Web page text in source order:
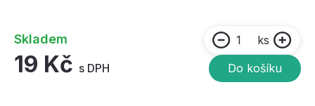
Skladem
19 Kč s DPH
ks
Do košíku